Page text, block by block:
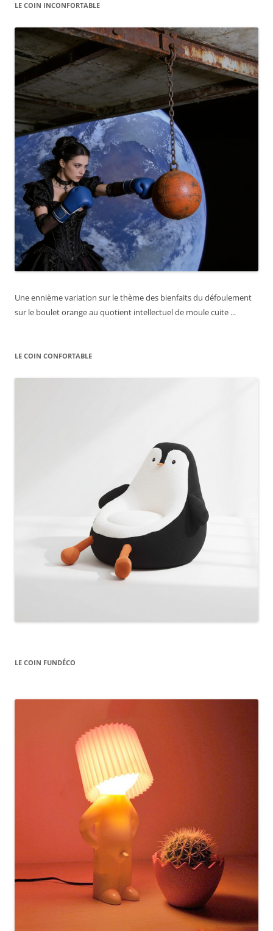
LE COIN INCONFORTABLE
Une ennième variation sur le thème des bienfaits du défoulement
sur le boulet orange au quotient intellectuel de moule cuite ...
LE COIN CONFORTABLE
LE COIN FUNDÉCO